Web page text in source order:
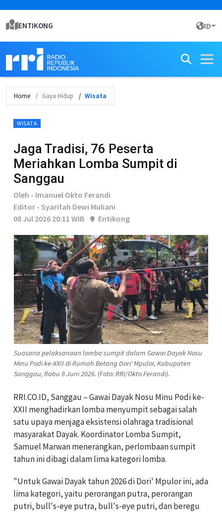
ENTIKONG ID
Home Gaya Hidup Wisata
WISATA
Jaga Tradisi, 76 Peserta
Meriahkan Lomba Sumpit di
Sanggau
Oleh - Imanuel Okto Ferandi
Editor - Syarifah Dewi Muliani
08 Jul 2026 20:11 WIB
Entikong
Suasana pelaksanaan lomba sumpit dalam Gawai Dayak Nosu
Minu Podi ke-XXII di Rumah Betang Dori' Mpulor, Kabupaten
Sanggau, Rabu 8 Juni 2026. (Foto: RRI/Okto Ferandi).
RRI.CO.ID, Sanggau – Gawai Dayak Nosu Minu Podi ke-
XXII menghadirkan lomba menyumpit sebagai salah
satu upaya menjaga eksistensi olahraga tradisional
masyarakat Dayak. Koordinator Lomba Sumpit,
Samuel Marwan menerangkan, perlombaan sumpit
tahun ini dibagi dalam lima kategori lomba.
"Untuk Gawai Dayak tahun 2026 di Dori' Mpulor ini, ada
lima kategori, yaitu perorangan putra, perorangan
putri, bull's-eye putra, bull's-eye putri, dan beregu